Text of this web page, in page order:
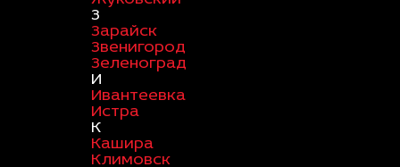
З
Зарайск
Звенигород
Зеленоград
И
Ивантеевка
Истра
К
Кашира
Климовск